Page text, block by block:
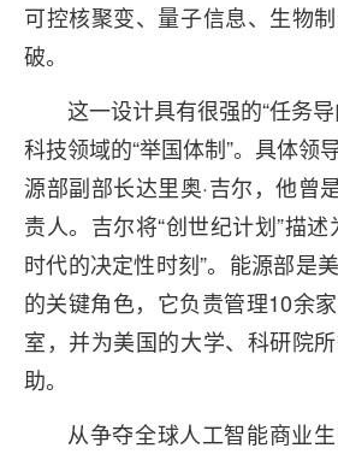
可控核聚变、量子信息、生物
破。
这一设计具有很强的“任务
科技领域的“举国体制”。具体领
源部副部长达里奥·吉尔，他曾
责人。吉尔将“创世纪计划”描
时代的决定性时刻”。能源部是
的关键角色，它负责管理10余
室，并为美国的大学、科研院
助。
从争夺全球人工智能商业